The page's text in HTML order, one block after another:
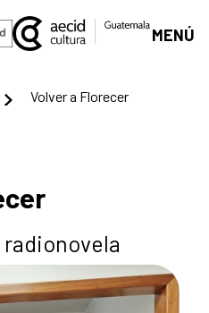
MENÚ
Volver a Florecer